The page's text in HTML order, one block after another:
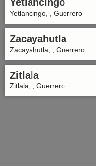
Yetlancingo
Yetlancingo, , Guerrero
Zacayahutla
Zacayahutla, , Guerrero
Zitlala
Zitlala, , Guerrero